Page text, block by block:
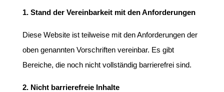
1. Stand der Vereinbarkeit mit den Anforderungen
Diese Website ist teilweise mit den Anforderungen der
oben genannten Vorschriften vereinbar. Es gibt
Bereiche, die noch nicht vollständig barrierefrei sind.
2. Nicht barrierefreie Inhalte